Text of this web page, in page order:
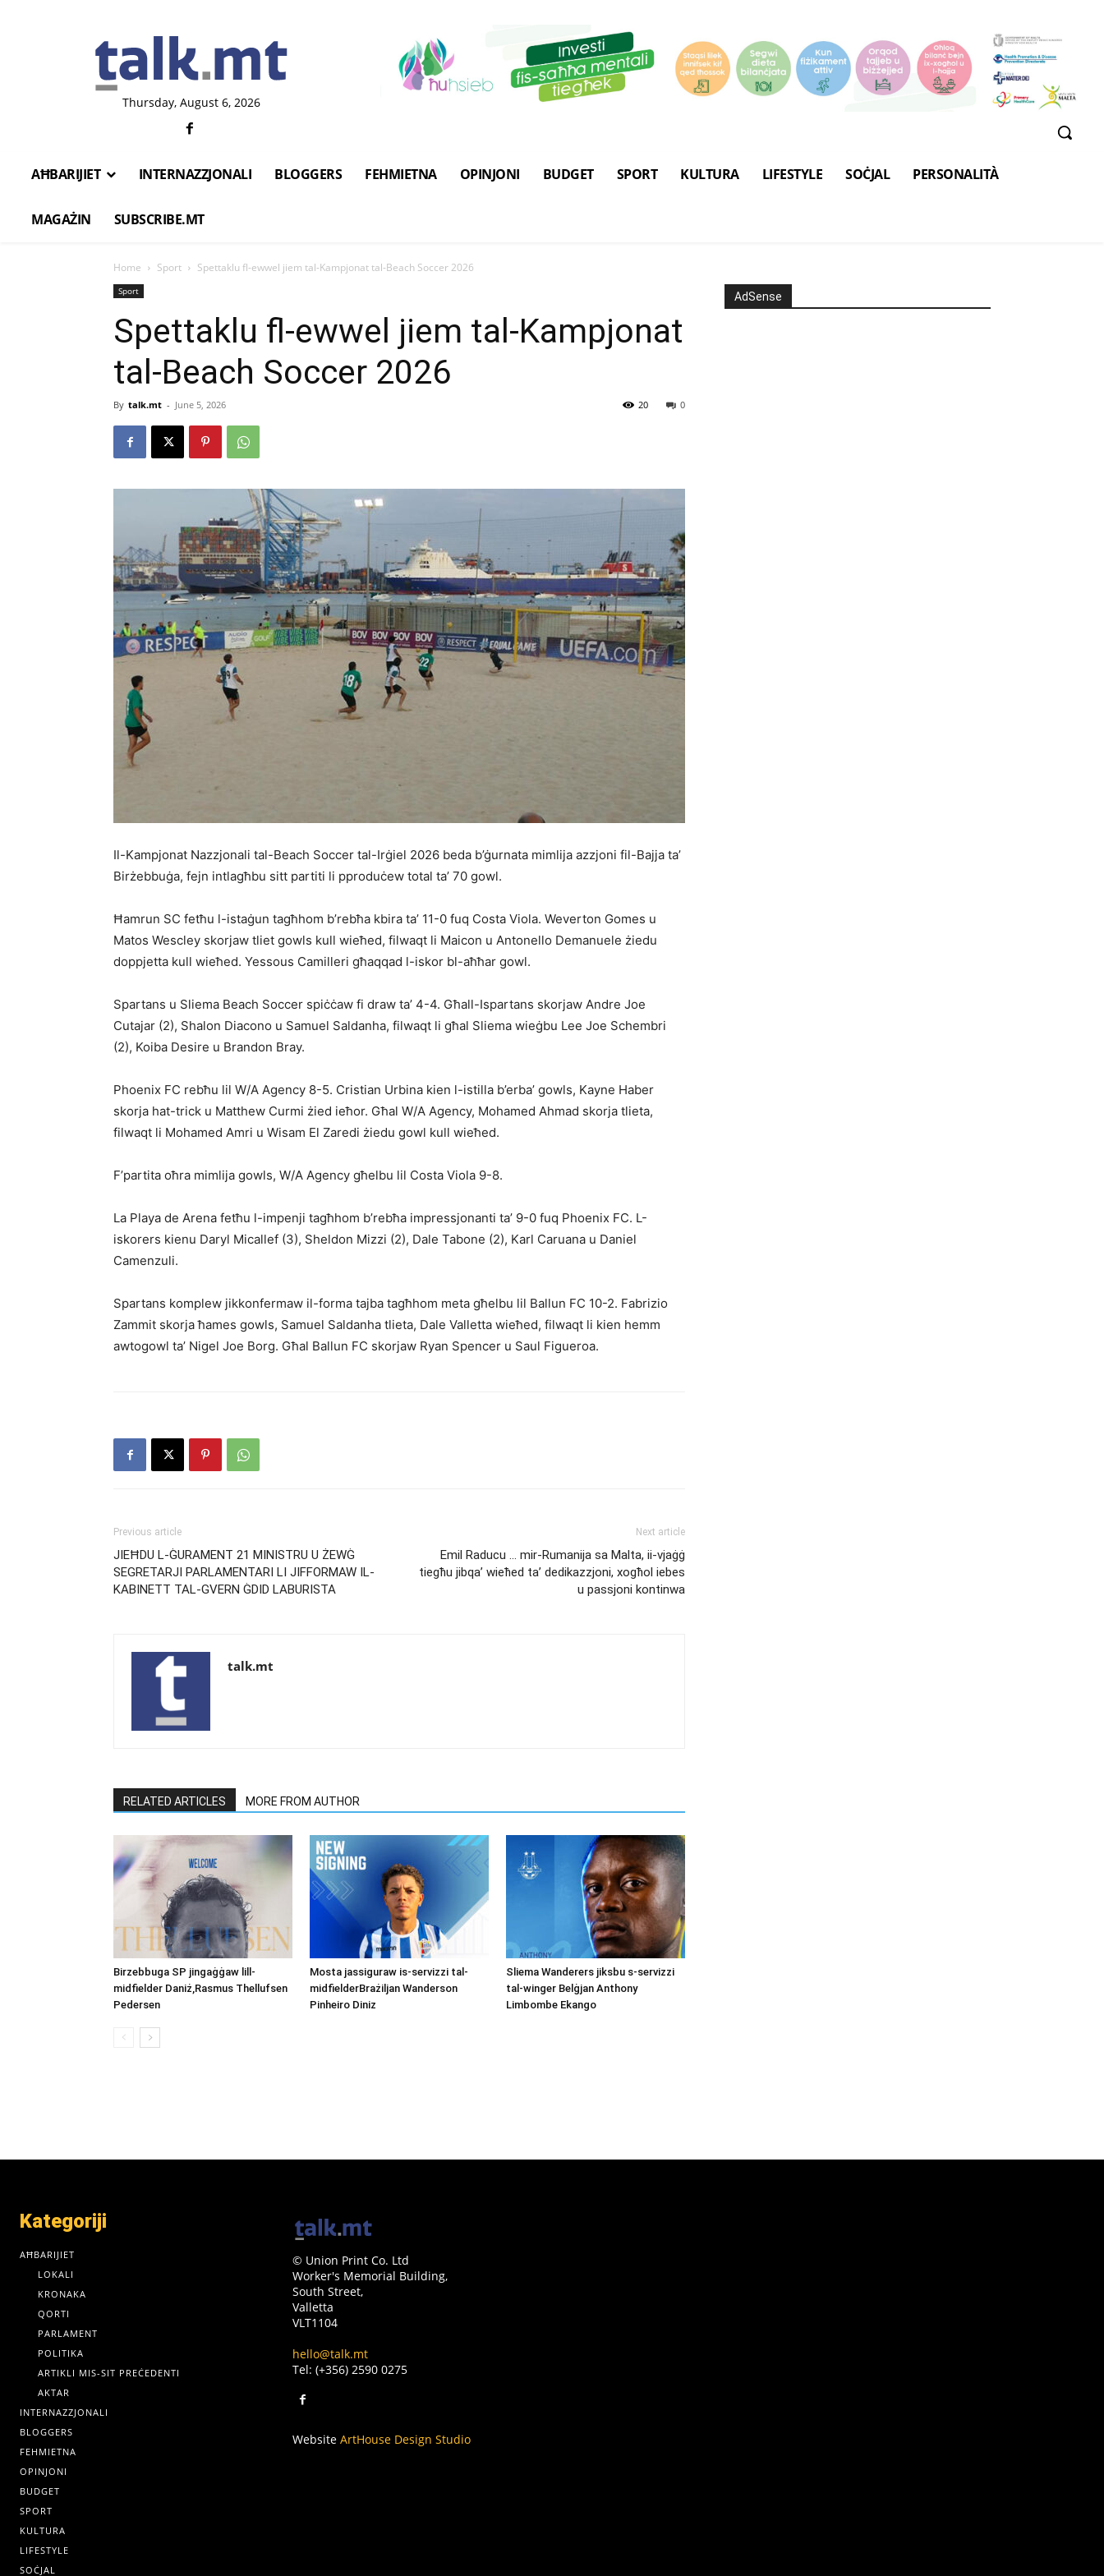
Thursday, August 6, 2026
AĦBARIJIET INTERNAZZJONALI BLOGGERS FEHMIETNA OPINJONI BUDGET SPORT KULTURA LIFESTYLE SOĊJAL PERSONALITÀ
MAGAŻIN SUBSCRIBE.MT
Home Sport Spettaklu fl-ewwel jiem tal-Kampjonat tal-Beach Soccer 2026
Sport
Spettaklu fl-ewwel jiem tal-Kampjonat
tal-Beach Soccer 2026
By talk.mt - June 5, 2026 0
20
Il-Kampjonat Nazzjonali tal-Beach Soccer tal-Irġiel 2026 beda b’ġurnata mimlija azzjoni fil-Bajja ta’
Birżebbuġa, fejn intlagħbu sitt partiti li pproduċew total ta’ 70 gowl.
Ħamrun SC fetħu l-istaġun tagħhom b’rebħa kbira ta’ 11-0 fuq Costa Viola. Weverton Gomes u
Matos Wescley skorjaw tliet gowls kull wieħed, filwaqt li Maicon u Antonello Demanuele żiedu
doppjetta kull wieħed. Yessous Camilleri għaqqad l-iskor bl-aħħar gowl.
Spartans u Sliema Beach Soccer spiċċaw fi draw ta’ 4-4. Għall-Ispartans skorjaw Andre Joe
Cutajar (2), Shalon Diacono u Samuel Saldanha, filwaqt li għal Sliema wieġbu Lee Joe Schembri
(2), Koiba Desire u Brandon Bray.
Phoenix FC rebħu lil W/A Agency 8-5. Cristian Urbina kien l-istilla b’erba’ gowls, Kayne Haber
skorja hat-trick u Matthew Curmi żied ieħor. Għal W/A Agency, Mohamed Ahmad skorja tlieta,
filwaqt li Mohamed Amri u Wisam El Zaredi żiedu gowl kull wieħed.
F’partita oħra mimlija gowls, W/A Agency għelbu lil Costa Viola 9-8.
La Playa de Arena fetħu l-impenji tagħhom b’rebħa impressjonanti ta’ 9-0 fuq Phoenix FC. L-
iskorers kienu Daryl Micallef (3), Sheldon Mizzi (2), Dale Tabone (2), Karl Caruana u Daniel
Camenzuli.
Spartans komplew jikkonfermaw il-forma tajba tagħhom meta għelbu lil Ballun FC 10-2. Fabrizio
Zammit skorja ħames gowls, Samuel Saldanha tlieta, Dale Valletta wieħed, filwaqt li kien hemm
awtogowl ta’ Nigel Joe Borg. Għal Ballun FC skorjaw Ryan Spencer u Saul Figueroa.
Previous article
JIEĦDU L-ĠURAMENT 21 MINISTRU U ŻEWĠ
SEGRETARJI PARLAMENTARI LI JIFFORMAW IL-
KABINETT TAL-GVERN ĠDID LABURISTA
Next article
Emil Raducu … mir-Rumanija sa Malta, ii-vjaġġ
tiegħu jibqa’ wieħed ta’ dedikazzjoni, xogħol iebes
u passjoni kontinwa
talk.mt
RELATED ARTICLES MORE FROM AUTHOR
Birzebbuga SP jingaġġaw lill-
midfielder Daniż,Rasmus Thellufsen
Pedersen
Mosta jassiguraw is-servizzi tal-
midfielderBrażiljan Wanderson
Pinheiro Diniz
Sliema Wanderers jiksbu s-servizzi
tal-winger Belġjan Anthony
Limbombe Ekango
AdSense
Kategoriji
AĦBARIJIET
LOKALI
KRONAKA
QORTI
PARLAMENT
POLITIKA
ARTIKLI MIS-SIT PREĊEDENTI
AKTAR
INTERNAZZJONALI
BLOGGERS
FEHMIETNA
OPINJONI
BUDGET
SPORT
KULTURA
LIFESTYLE
SOĊJAL
© Union Print Co. Ltd
Worker's Memorial Building,
South Street,
Valletta
VLT1104
hello@talk.mt
Tel: (+356) 2590 0275
Website ArtHouse Design Studio